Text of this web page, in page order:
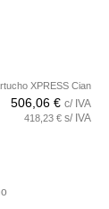
XPRESS Cian
506,06 € c/ IVA
418,23 € s/ IVA